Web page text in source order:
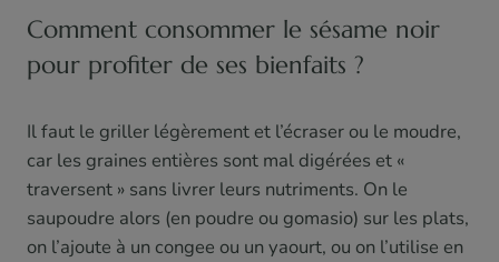
Comment consommer le sésame noir
pour profiter de ses bienfaits ?
Il faut le griller légèrement et l’écraser ou le moudre,
car les graines entières sont mal digérées et «
traversent » sans livrer leurs nutriments. On le
saupoudre alors (en poudre ou gomasio) sur les plats,
on l’ajoute à un congee ou un yaourt, ou on l’utilise en